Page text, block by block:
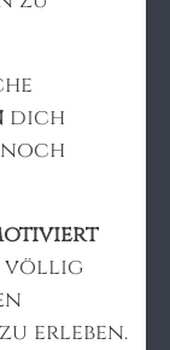
dich
völlig
erleben.